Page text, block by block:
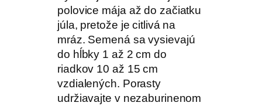
polovice mája až do začiatku
júla, pretože je citlivá na
mráz. Semená sa vysievajú
do hĺbky 1 až 2 cm do
riadkov 10 až 15 cm
vzdialených. Porasty
udržiavajte v nezaburinenom